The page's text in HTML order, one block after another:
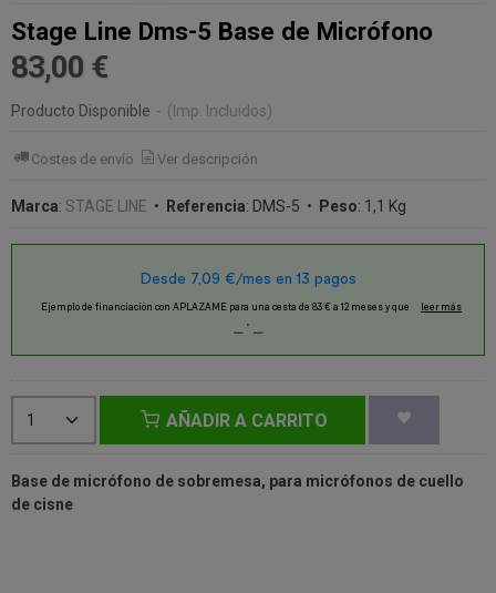
Stage Line Dms-5 Base de Micrófono
83,00 €
Producto Disponible - (Imp. Incluidos)
Costes de envío Ver descripción
Marca: STAGE LINE • Referencia: DMS-5 • Peso: 1,1 Kg
AÑADIR A CARRITO
Base de micrófono de sobremesa, para micrófonos de cuello
de cisne